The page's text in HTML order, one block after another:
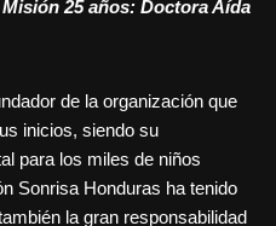
Misión 25 años: Doctora Aída
de la organización que
inicios, siendo su
para los miles de niños
Sonrisa Honduras ha tenido
la gran responsabilidad